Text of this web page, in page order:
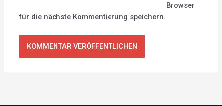
Browser
für die nächste Kommentierung speichern.